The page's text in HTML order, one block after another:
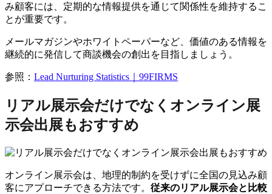
み顧客には、定期的な情報提供を通じて関係性を維持するこ
とが重要です。
メールマガジンやホワイトペーパーなど、価値のある情報を
継続的に発信して商談機会の創出を目指しましょう。
参照： Lead Nurturing Statistics｜99FIRMS
リアル展示会だけでなくオンライン展
示会出展もおすすめ
オンライン展示会は、地理的制約を受けずに全国の見込み顧
客にアプローチできる方法です。 従来のリアル展示会と比較